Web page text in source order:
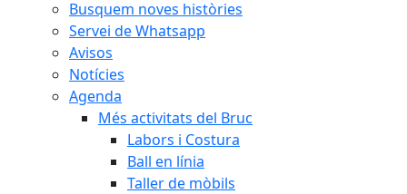
Busquem noves històries
Servei de Whatsapp
Avisos
Notícies
Agenda
Més activitats del Bruc
Labors i Costura
Ball en línia
Taller de mòbils